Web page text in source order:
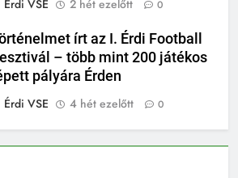
Érdi VSE 2 hét ezelőtt 0
írt az I. Érdi Football
– több mint 200 játékos
pályára Érden
Érdi VSE
4 hét ezelőtt 0